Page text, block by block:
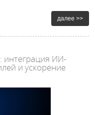
далее >>
интеграция ИИ-
и ускорение